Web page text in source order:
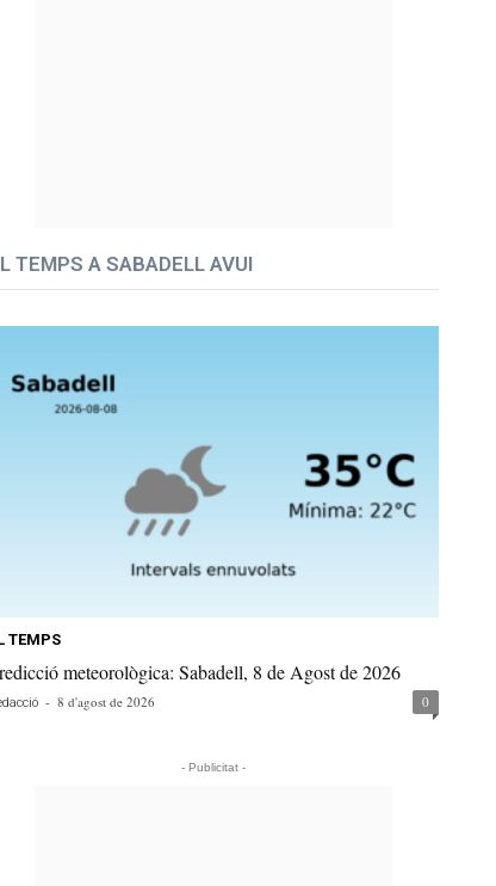
TEMPS A SABADELL AVUI
TEMPS
meteorològica: Sabadell, 8 de Agost de 2026
- 8 d'agost de 2026 0
- Publicitat -